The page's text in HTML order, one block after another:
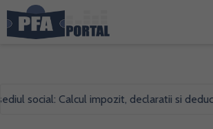
social: Calcul impozit, declaratii si